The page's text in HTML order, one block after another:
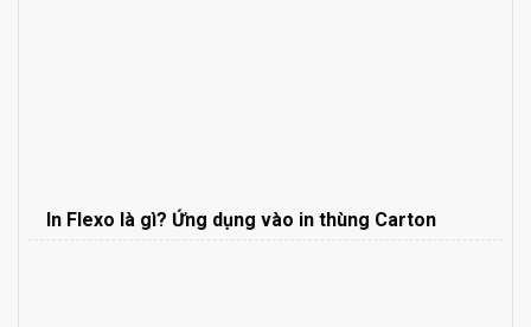
In Flexo là gì? Ứng dụng vào in thùng Carton